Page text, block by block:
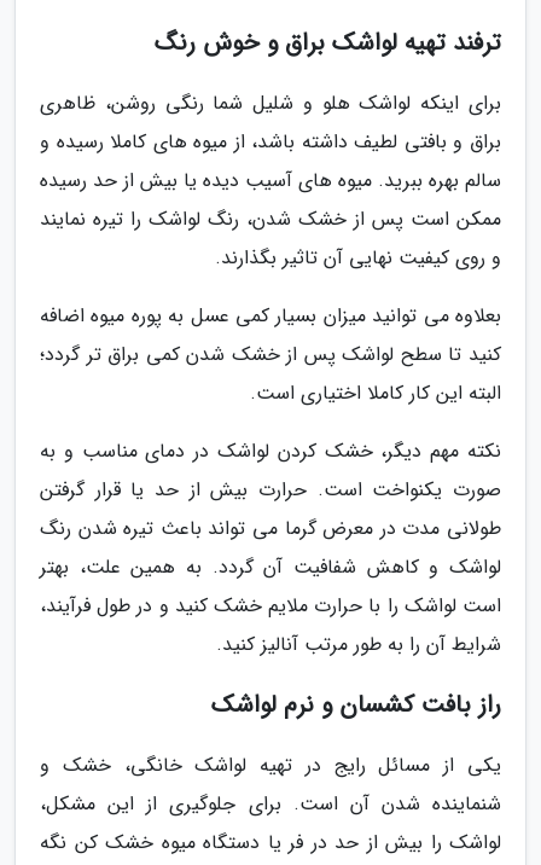
ترفند تهیه لواشک براق و خوش رنگ
برای اینکه لواشک هلو و شلیل شما رنگی روشن، ظاهری
براق و بافتی لطیف داشته باشد، از میوه های کاملا رسیده و
سالم بهره ببرید. میوه های آسیب دیده یا بیش از حد رسیده
ممکن است پس از خشک شدن، رنگ لواشک را تیره نمایند
و روی کیفیت نهایی آن تاثیر بگذارند.
بعلاوه می توانید میزان بسیار کمی عسل به پوره میوه اضافه
کنید تا سطح لواشک پس از خشک شدن کمی براق تر گردد؛
البته این کار کاملا اختیاری است.
نکته مهم دیگر، خشک کردن لواشک در دمای مناسب و به
صورت یکنواخت است. حرارت بیش از حد یا قرار گرفتن
طولانی مدت در معرض گرما می تواند باعث تیره شدن رنگ
لواشک و کاهش شفافیت آن گردد. به همین علت، بهتر
است لواشک را با حرارت ملایم خشک کنید و در طول فرآیند،
شرایط آن را به طور مرتب آنالیز کنید.
راز بافت کشسان و نرم لواشک
یکی از مسائل رایج در تهیه لواشک خانگی، خشک و
شنماینده شدن آن است. برای جلوگیری از این مشکل،
لواشک را بیش از حد در فر یا دستگاه میوه خشک کن نگه